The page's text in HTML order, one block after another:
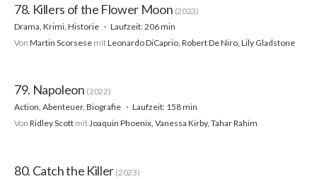
78. Killers of the Flower Moon (2023)
Drama, Krimi, Historie
Laufzeit: 206 min
Von Martin Scorsese mitLeonardo DiCaprio, Robert De Niro, Lily Gladstone
79. Napoleon (2022)
Action, Abenteuer, Biografie
Laufzeit: 158 min
Von Ridley Scott mitJoaquin Phoenix, Vanessa Kirby, Tahar Rahim
80. Catch the Killer (2023)